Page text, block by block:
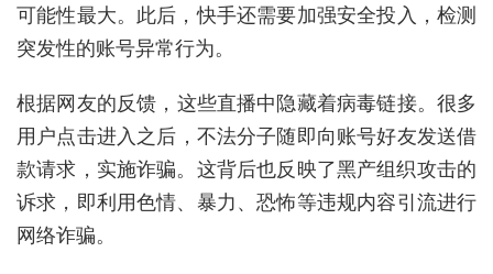
可能性最大。 此后 ，快手还需要加强安全投入，检测
突发性的账号异常行为。
根据网友的反馈 ， 这些直播中隐藏着病毒链接。 很多
用户点击进入 之后 ， 不法分子随即向账号好友发送借
款请求，实施诈骗。 这背后也反映了黑产组织攻击的
诉求 ， 即利用色情、暴力、恐怖等违规内容引流进行
网络诈骗。